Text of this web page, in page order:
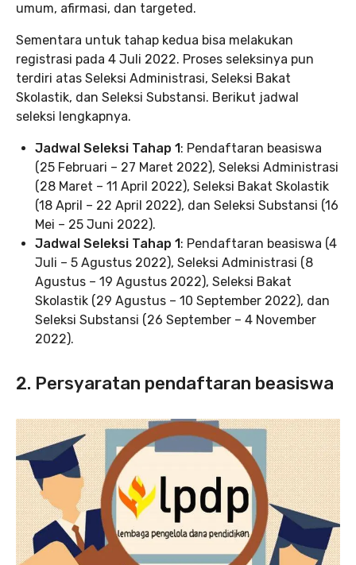
umum, afirmasi, dan targeted.
Sementara untuk tahap kedua bisa melakukan
registrasi pada 4 Juli 2022. Proses seleksinya pun
terdiri atas Seleksi Administrasi, Seleksi Bakat
Skolastik, dan Seleksi Substansi. Berikut jadwal
seleksi lengkapnya.
Jadwal Seleksi Tahap 1: Pendaftaran beasiswa
(25 Februari – 27 Maret 2022), Seleksi Administrasi
(28 Maret – 11 April 2022), Seleksi Bakat Skolastik
(18 April – 22 April 2022), dan Seleksi Substansi (16
Mei – 25 Juni 2022).
Jadwal Seleksi Tahap 1: Pendaftaran beasiswa (4
Juli – 5 Agustus 2022), Seleksi Administrasi (8
Agustus – 19 Agustus 2022), Seleksi Bakat
Skolastik (29 Agustus – 10 September 2022), dan
Seleksi Substansi (26 September – 4 November
2022).
2. Persyaratan pendaftaran beasiswa